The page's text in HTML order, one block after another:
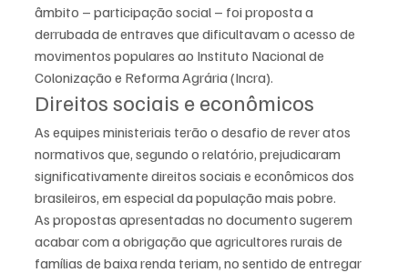
âmbito – participação social – foi proposta a
derrubada de entraves que dificultavam o acesso de
movimentos populares ao Instituto Nacional de
Colonização e Reforma Agrária (Incra).
Direitos sociais e econômicos
As equipes ministeriais terão o desafio de rever atos
normativos que, segundo o relatório, prejudicaram
significativamente direitos sociais e econômicos dos
brasileiros, em especial da população mais pobre.
As propostas apresentadas no documento sugerem
acabar com a obrigação que agricultores rurais de
famílias de baixa renda teriam, no sentido de entregar